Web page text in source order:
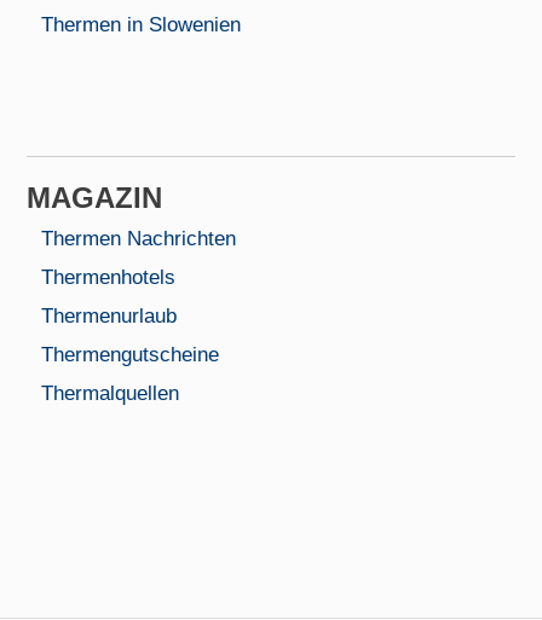
Thermen in Slowenien
MAGAZIN
Thermen Nachrichten
Thermenhotels
Thermenurlaub
Thermengutscheine
Thermalquellen